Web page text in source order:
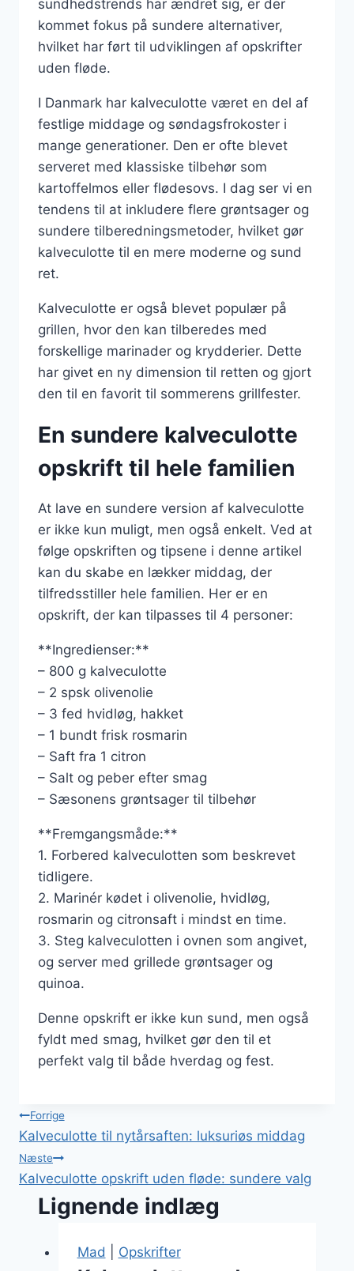
sundhedstrends har ændret sig, er der
kommet fokus på sundere alternativer,
hvilket har ført til udviklingen af opskrifter
uden fløde.
I Danmark har kalveculotte været en del af
festlige middage og søndagsfrokoster i
mange generationer. Den er ofte blevet
serveret med klassiske tilbehør som
kartoffelmos eller flødesovs. I dag ser vi en
tendens til at inkludere flere grøntsager og
sundere tilberedningsmetoder, hvilket gør
kalveculotte til en mere moderne og sund
ret.
Kalveculotte er også blevet populær på
grillen, hvor den kan tilberedes med
forskellige marinader og krydderier. Dette
har givet en ny dimension til retten og gjort
den til en favorit til sommerens grillfester.
En sundere kalveculotte
opskrift til hele familien
At lave en sundere version af kalveculotte
er ikke kun muligt, men også enkelt. Ved at
følge opskriften og tipsene i denne artikel
kan du skabe en lækker middag, der
tilfredsstiller hele familien. Her er en
opskrift, der kan tilpasses til 4 personer:
**Ingredienser:**
– 800 g kalveculotte
– 2 spsk olivenolie
– 3 fed hvidløg, hakket
– 1 bundt frisk rosmarin
– Saft fra 1 citron
– Salt og peber efter smag
– Sæsonens grøntsager til tilbehør
**Fremgangsmåde:**
1. Forbered kalveculotten som beskrevet
tidligere.
2. Marinér kødet i olivenolie, hvidløg,
rosmarin og citronsaft i mindst en time.
3. Steg kalveculotten i ovnen som angivet,
og server med grillede grøntsager og
quinoa.
Denne opskrift er ikke kun sund, men også
fyldt med smag, hvilket gør den til et
perfekt valg til både hverdag og fest.
Indlægsnavigation
Forrige
Kalveculotte til nytårsaften: luksuriøs middag
Næste
Kalveculotte opskrift uden fløde: sundere valg
Lignende indlæg
Mad Opskrifter